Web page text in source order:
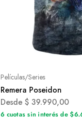
Películas/Series
Remera Poseidon
Desde $ 39.990,00
6 cuotas sin interés de